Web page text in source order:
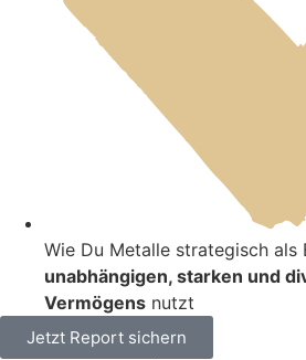
Wie Du Metalle strategisch als
unabhängigen, starken und
Vermögens nutzt
Jetzt Report sichern